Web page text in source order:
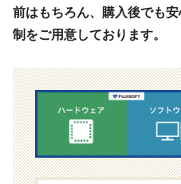
前はもちろん、購入後でも
制をご用意しております。